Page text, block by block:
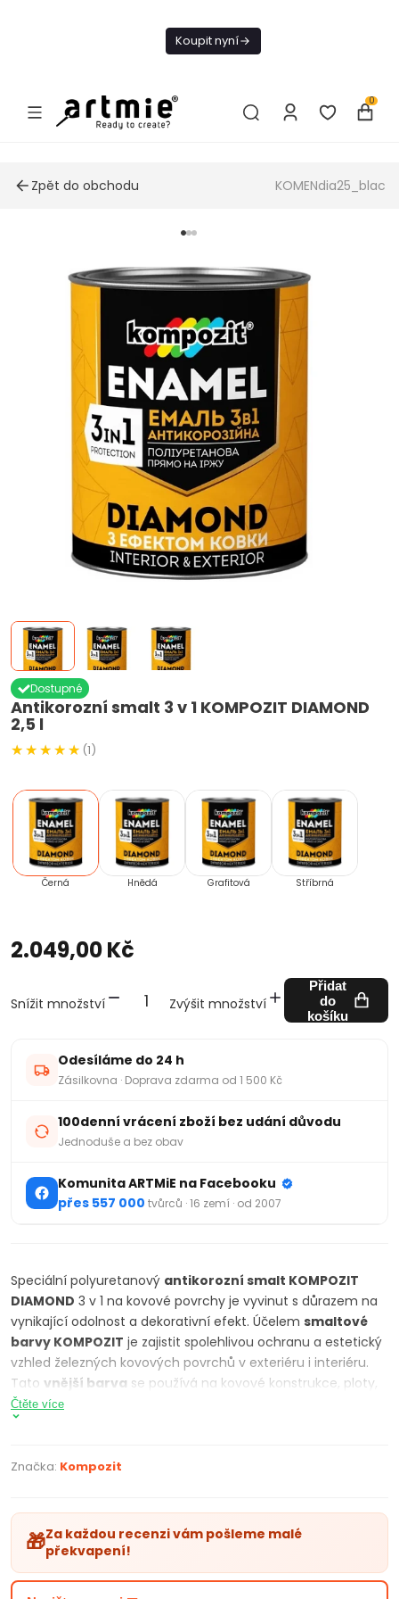
Koupit nyní
0
Zpět do obchodu KOMENdia25_blac
Antikorozní smalt 3 v 1 KOMPOZIT DIAMOND
2,5 l
Dostupné
(1)
Černá Hnědá Grafitová Stříbrná
2.049,00 Kč
Snížit množství Zvýšit množství
Přidat
do
košíku
Odesíláme do 24 h
Zásilkovna · Doprava zdarma od 1 500 Kč
100denní vrácení zboží bez udání důvodu
Jednoduše a bez obav
Komunita ARTMiE na Facebooku
přes 557 000 tvůrců · 16 zemí · od 2007
Speciální polyuretanový antikorozní smalt KOMPOZIT
DIAMOND 3 v 1 na kovové povrchy je vyvinut s důrazem na
vynikající odolnost a dekorativní efekt. Účelem smaltové
barvy KOMPOZIT je zajistit spolehlivou ochranu a estetický
vzhled železných kovových povrchů v exteriéru i interiéru.
Tato vnější barva se používá na kovové konstrukce, ploty,
kovový nábytek, dveře, vrata, různé kované výrobky,
pracovní nástroje a podobné povrchy v exteriéru i interiéru,
Aplikace:
dosažení optimálního výsledku důkladně očištěn a
odmaštěn. Smalt by měl být při aplikaci důkladně
promíchán. Nanášejte válečkem, štětcem nebo stříkáním
ve 2 rovnoměrných, homogenních vrstvách. Pro dosažení
Čtěte více
Značka: Kompozit
🎁Za každou recenzi vám pošleme malé
překvapení!